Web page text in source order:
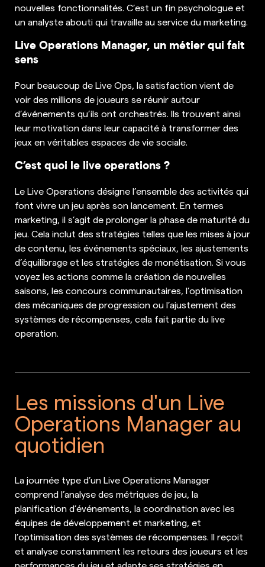
nouvelles fonctionnalités. C’est un fin psychologue et
un analyste abouti qui travaille au service du marketing.
Live Operations Manager, un métier qui fait
sens
Pour beaucoup de Live Ops, la satisfaction vient de
voir des millions de joueurs se réunir autour
d’événements qu’ils ont orchestrés. Ils trouvent ainsi
leur motivation dans leur capacité à transformer des
jeux en véritables espaces de vie sociale.
C’est quoi le live operations ?
Le Live Operations désigne l’ensemble des activités qui
font vivre un jeu après son lancement. En termes
marketing, il s’agit de prolonger la phase de maturité du
jeu. Cela inclut des stratégies telles que les mises à jour
de contenu, les événements spéciaux, les ajustements
d’équilibrage et les stratégies de monétisation. Si vous
voyez les actions comme la création de nouvelles
saisons, les concours communautaires, l’optimisation
des mécaniques de progression ou l’ajustement des
systèmes de récompenses, cela fait partie du live
operation.
Les missions d'un Live
Operations Manager au
quotidien
La journée type d’un Live Operations Manager
comprend l’analyse des métriques de jeu, la
planification d’événements, la coordination avec les
équipes de développement et marketing, et
l’optimisation des systèmes de récompenses. Il reçoit
et analyse constamment les retours des joueurs et les